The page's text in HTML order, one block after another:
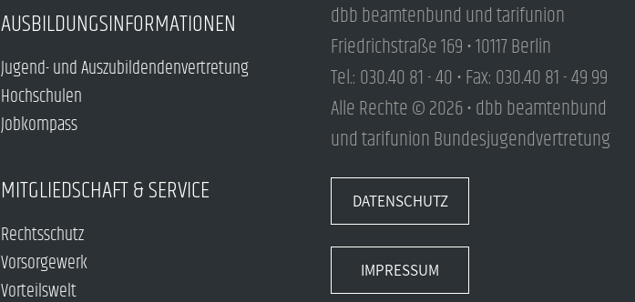
AUSBILDUNGSINFORMATIONEN
Jugend- und Auszubildendenvertretung
Hochschulen
Jobkompass
MITGLIEDSCHAFT & SERVICE
Rechtsschutz
Vorsorgewerk
Vorteilswelt
dbb beamtenbund und tarifunion
Friedrichstraße 169 • 10117 Berlin
Tel.: 030.40 81 - 40 • Fax: 030.40 81 - 49 99
Alle Rechte © 2026 • dbb beamtenbund
und tarifunion Bundesjugendvertretung
DATENSCHUTZ
IMPRESSUM